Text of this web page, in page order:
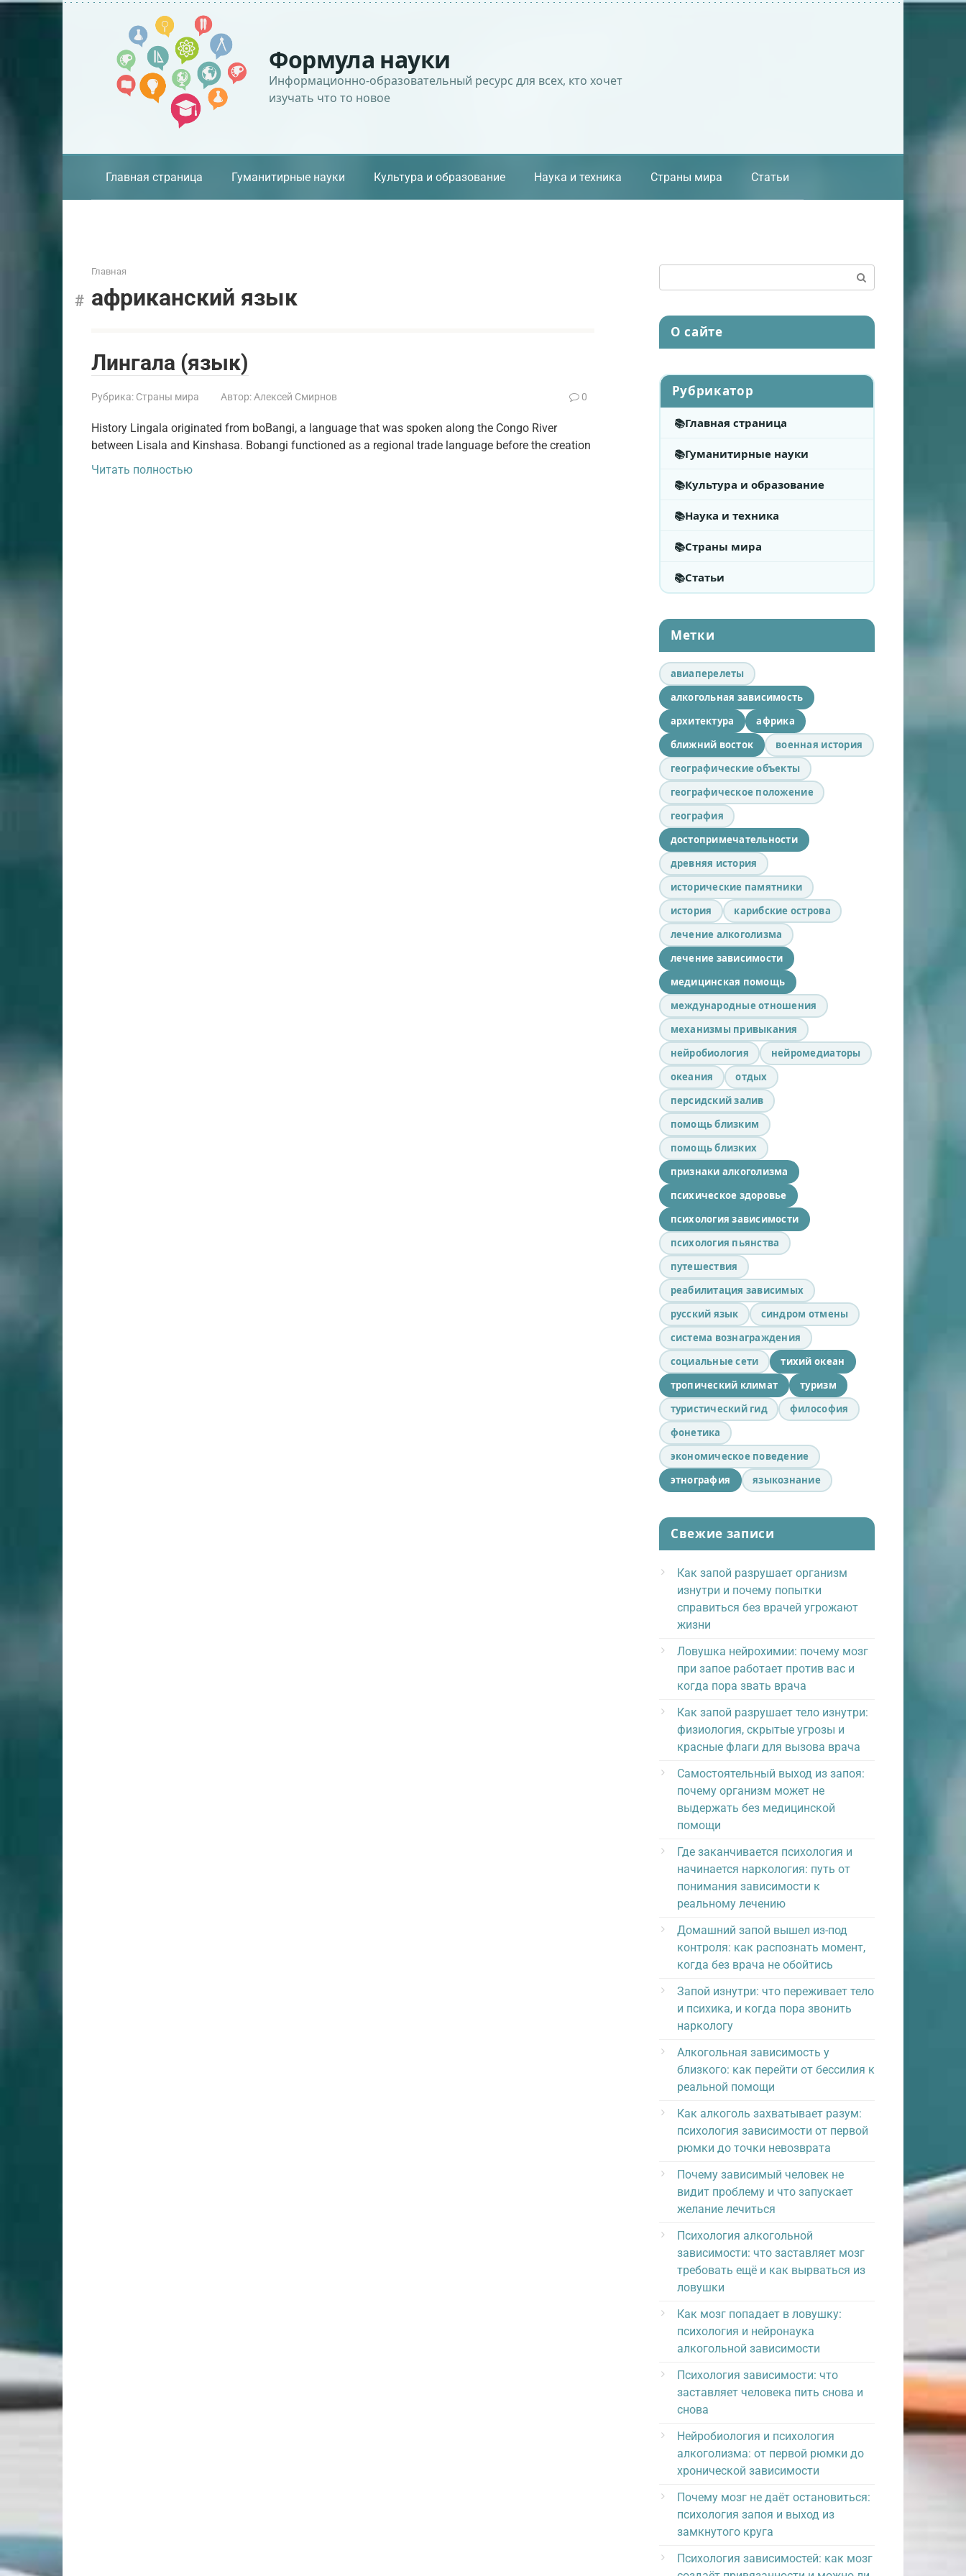
Перейти
Формула науки
Информационно-образовательный ресурс для всех, кто хочет
изучать что то новое
Главная страница Гуманитирные науки Культура и образование Наука и техника Страны мира Статьи
Главная
африканский язык
Лингала (язык)
Рубрика: Страны мира Автор: Алексей Смирнов 0
History Lingala originated from boBangi, a language that was spoken along the Congo River
between Lisala and Kinshasa. Bobangi functioned as a regional trade language before the creation
Читать полностью
О сайте
Рубрикатор
Главная страница
Гуманитирные науки
Культура и образование
Наука и техника
Страны мира
Статьи
Метки
авиаперелеты
алкогольная зависимость
архитектура
африка
ближний восток
военная история
географические объекты
географическое положение
география
достопримечательности
древняя история
исторические памятники
история
карибские острова
лечение алкоголизма
лечение зависимости
медицинская помощь
международные отношения
механизмы привыкания
нейробиология
нейромедиаторы
океания
отдых
персидский залив
помощь близким
помощь близких
признаки алкоголизма
психическое здоровье
психология зависимости
психология пьянства
путешествия
реабилитация зависимых
русский язык
синдром отмены
система вознаграждения
социальные сети
тихий океан
тропический климат
туризм
туристический гид
философия
фонетика
экономическое поведение
этнография
языкознание
Свежие записи
Как запой разрушает организм
изнутри и почему попытки
справиться без врачей угрожают
жизни
Ловушка нейрохимии: почему мозг
при запое работает против вас и
когда пора звать врача
Как запой разрушает тело изнутри:
физиология, скрытые угрозы и
красные флаги для вызова врача
Самостоятельный выход из запоя:
почему организм может не
выдержать без медицинской
помощи
Где заканчивается психология и
начинается наркология: путь от
понимания зависимости к
реальному лечению
Домашний запой вышел из-под
контроля: как распознать момент,
когда без врача не обойтись
Запой изнутри: что переживает тело
и психика, и когда пора звонить
наркологу
Алкогольная зависимость у
близкого: как перейти от бессилия к
реальной помощи
Как алкоголь захватывает разум:
психология зависимости от первой
рюмки до точки невозврата
Почему зависимый человек не
видит проблему и что запускает
желание лечиться
Психология алкогольной
зависимости: что заставляет мозг
требовать ещё и как вырваться из
ловушки
Как мозг попадает в ловушку:
психология и нейронаука
алкогольной зависимости
Психология зависимости: что
заставляет человека пить снова и
снова
Нейробиология и психология
алкоголизма: от первой рюмки до
хронической зависимости
Почему мозг не даёт остановиться:
психология запоя и выход из
замкнутого круга
Психология зависимостей: как мозг